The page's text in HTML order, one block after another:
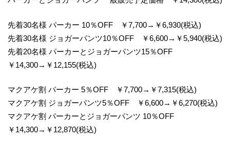
先着30名様 パーカー 10％OFF ￥7,700→￥6,930(税込)
先着30名様 ジョガーパンツ10％OFF ￥6,600→￥5,940(税込)
先着20名様 パーカーとジョガーパンツ15％OFF
￥14,300→￥12,155(税込)
マクアケ割 パーカー 5％OFF ￥7,700→￥7,315(税込)
マクアケ割 ジョガーパンツ5％OFF ￥6,600→￥6,270(税込)
マクアケ割 パーカーとジョガーパンツ 10％OFF
￥14,300→￥12,870(税込)